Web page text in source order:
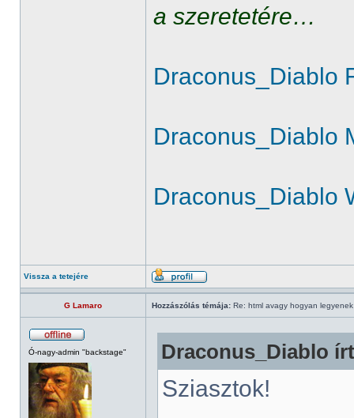
a szeretetére…
Draconus_Diablo
Draconus_Diablo
Draconus_Diablo
Vissza a tetejére
G Lamaro Hozzászólás témája: Re: html avagy hogyan
Ó-nagy-admin "backstage" Draconus_Diablo
Sziasztok!